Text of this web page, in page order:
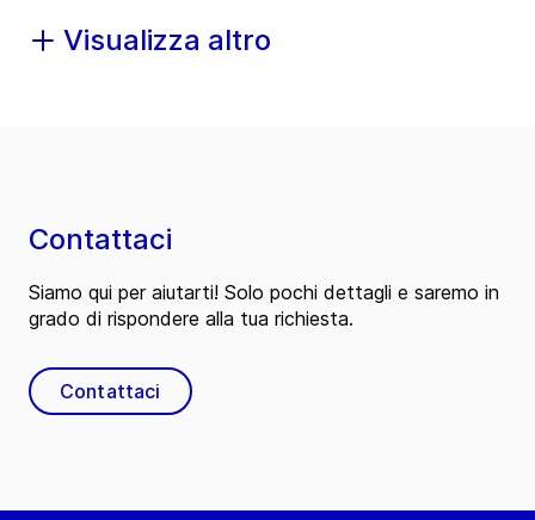
Visualizza altro
Contattaci
Siamo qui per aiutarti! Solo pochi dettagli e saremo in
grado di rispondere alla tua richiesta.
Contattaci